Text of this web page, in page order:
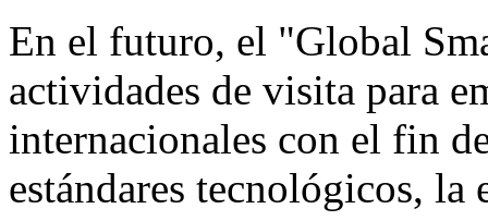
En el futuro, el "Global
actividades de visita para
internacionales con el fin
estándares tecnológicos,